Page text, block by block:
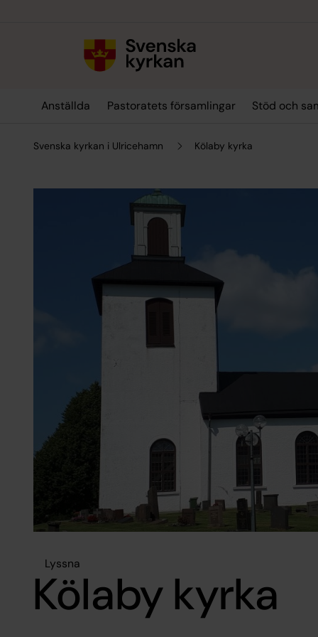
Anställda Pastoratets församlingar Stöd och
Svenska kyrkan i Ulricehamn Kölaby kyrka
Lyssna
Kölaby kyrka